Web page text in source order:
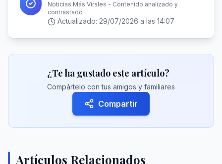
Noticias Más Virales - Contenido analizado y
contrastado
Actualizado: 29/07/2026 a las 14:07
¿Te ha gustado este artículo?
Compártelo con tus amigos y familiares
Compartir
Artículos Relacionados